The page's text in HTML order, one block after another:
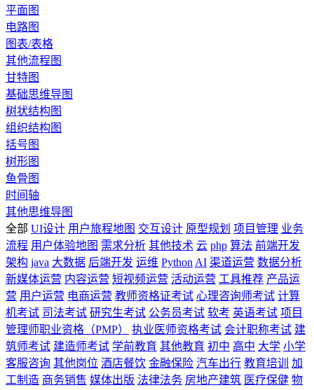
平面图
电路图
图表/表格
其他流程图
甘特图
基础思维导图
树状结构图
组织结构图
括号图
树形图
鱼骨图
时间轴
其他思维导图
全部 UI设计 用户旅程地图 交互设计 原型规划 项目管理 业务
流程 用户体验地图 需求分析 其他技术 云 php 算法 前端开发
架构 java 大数据 后端开发 运维 Python AI 渠道运营 数据分析
新媒体运营 内容运营 短视频运营 活动运营 工具推荐 产品运
营 用户运营 电商运营 教师资格证考试 心理咨询师考试 计算
机考试 司法考试 研究生考试 公务员考试 软考 英语考试 项目
管理师职业资格（PMP）
执业医师资格考试 会计职称考试 建
筑师考试 建造师考试 学前教育 其他教育 初中 高中 大学 小学
客服咨询 其他岗位 酒店餐饮 金融保险 汽车出行 教育培训
加
工制造 商务销售 媒体出版 法律法务 房地产建筑 医疗保健 物